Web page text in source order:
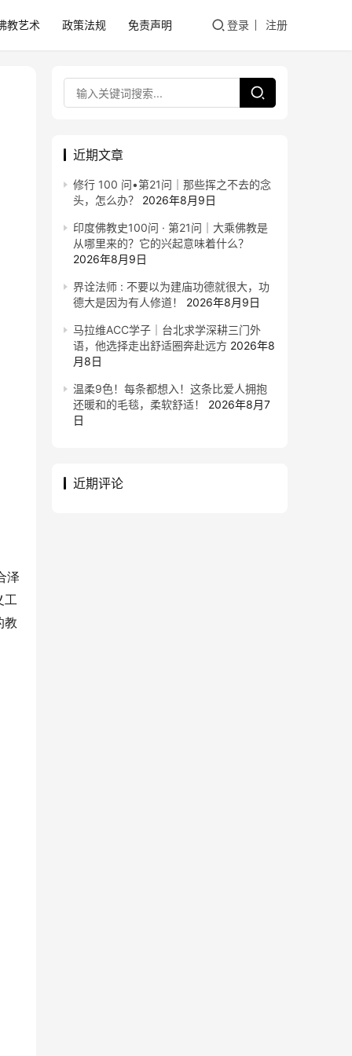
教艺术 政策法规 免责声明 登录 注册
泽
工
教
近期文章
修行 100 问•第21问｜那些挥之不去的念
头，怎么办？
2026年8月9日
印度佛教史100问 · 第21问｜大乘佛教是
从哪里来的？它的兴起意味着什么？
2026年8月9日
界诠法师 : 不要以为建庙功德就很大，功
德大是因为有人修道！
2026年8月9日
马拉维ACC学子｜台北求学深耕三门外
语，他选择走出舒适圈奔赴远方 2026年8
月8日
温柔9色！每条都想入！这条比爱人拥抱
还暖和的毛毯，柔软舒适！
2026年8月7
日
近期评论